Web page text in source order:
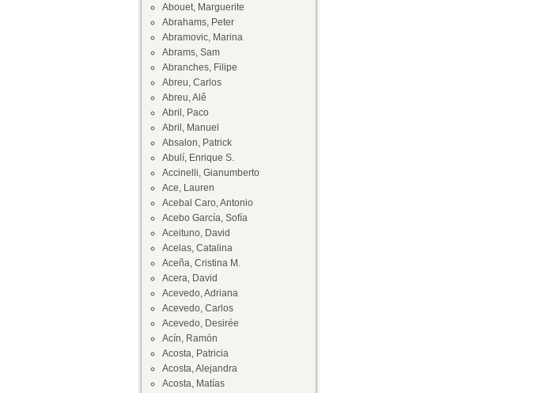
Abouet, Marguerite
Abrahams, Peter
Abramovic, Marina
Abrams, Sam
Abranches, Filipe
Abreu, Carlos
Abreu, Alê
Abril, Paco
Abril, Manuel
Absalon, Patrick
Abulí, Enrique S.
Accinelli, Gianumberto
Ace, Lauren
Acebal Caro, Antonio
Acebo García, Sofía
Aceituno, David
Acelas, Catalina
Aceña, Cristina M.
Acera, David
Acevedo, Adriana
Acevedo, Carlos
Acevedo, Desirée
Acín, Ramón
Acosta, Patricia
Acosta, Alejandra
Acosta, Matías